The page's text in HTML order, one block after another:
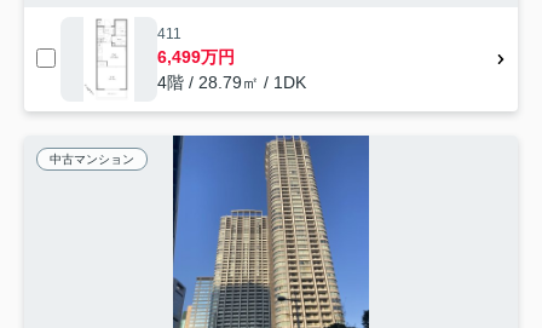
411
6,499万円
4階 / 28.79㎡ / 1DK
中古マンション